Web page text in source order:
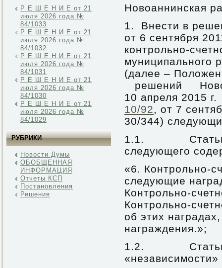
Р Е Ш Е Н И Е от 21
июля 2026 года №
84/1033
Р Е Ш Е Н И Е от 21
июля 2026 года №
84/1032
Р Е Ш Е Н И Е от 21
июля 2026 года №
84/1031
Р Е Ш Е Н И Е от 21
июля 2026 года №
84/1030
Р Е Ш Е Н И Е от 21
июля 2026 года №
84/1029
РУБРИКИ
Новости Думы
ОБОБЩЕННАЯ
ИНФОРМАЦИЯ
Отчеты КСП
Постановления
Решения
Новоаннинская
1. Внести в
от 6 сентября
контрольно-
муниципального
(далее –
решений
10 апреля 2015
10/92, от 7
30/344)
1.1. Статью
следующего
«6. Контрольно-
следующие
Контрольно-
Контрольно-
об этих
награждения.»;
1.2. Статью 3
«независимости»